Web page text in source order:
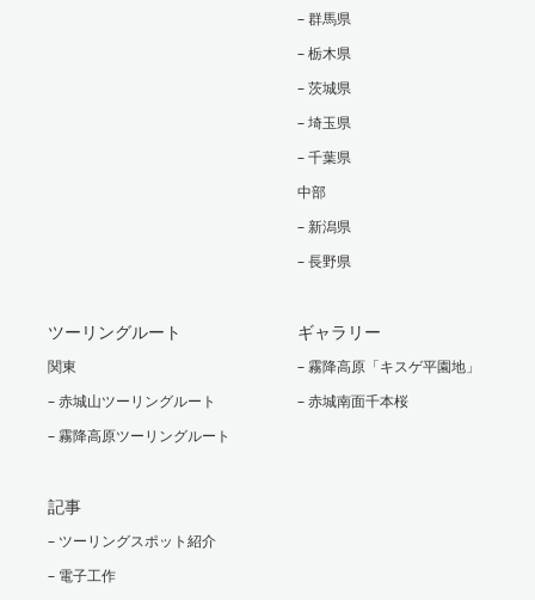
– 群馬県
– 栃木県
– 茨城県
– 埼玉県
– 千葉県
中部
– 新潟県
– 長野県
ツーリングルート
関東
– 赤城山ツーリングルート
– 霧降高原ツーリングルート
ギャラリー
– 霧降高原「キスゲ平園地」
– 赤城南面千本桜
記事
– ツーリングスポット紹介
– 電子工作